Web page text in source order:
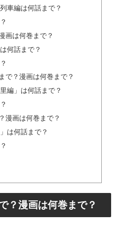
車編は何話まで？
画は何巻まで？
何話まで？
で？漫画は何巻まで？
編」は何話まで？
漫画は何巻まで？
は何話まで？
？漫画は何巻まで？